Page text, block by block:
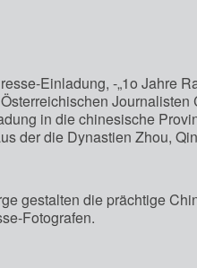
Einladung, -„1o Jahre
Journalisten
in die chinesische
der die Dynastien Zhou,
gestalten die prächtige
Fotografen.